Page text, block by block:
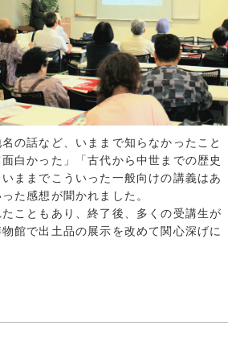
の話など、いままで知らなかったこと
白かった」「古代から中世までの歴史
ままでこういった一般向けの講義はあ
た感想が聞かれました。
こともあり、終了後、多くの受講生が
館で出土品の展示を改めて関心深げに